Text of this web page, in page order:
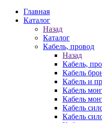
Главная
Каталог
Назад
Каталог
Кабель, провод
Назад
Кабель,
Кабель
Кабель и
Кабель
Кабель
Кабель
Кабель